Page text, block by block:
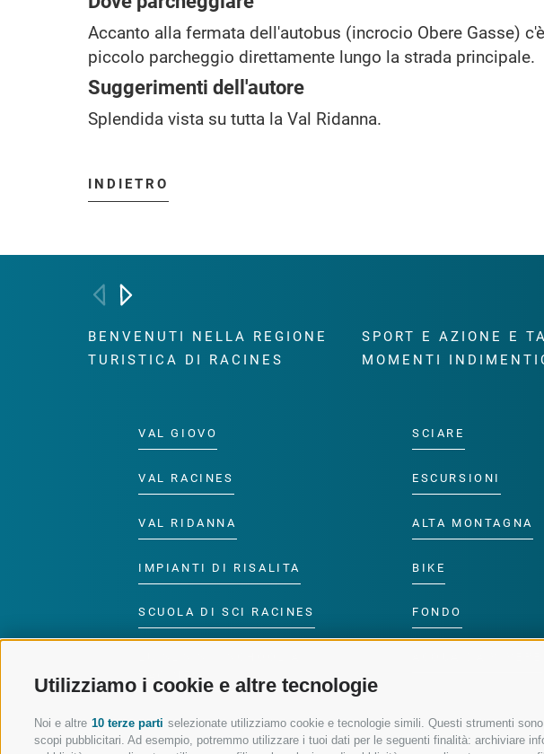
Utilizziamo i cookie e altre tecnologie
Noi e altre 10 terze parti selezionate utilizziamo cookie e tecnologie simili. Questi strumenti
scopi pubblicitari. Ad esempio, potremmo utilizzare i tuoi dati per le seguenti finalità: archiviare
Accanto alla fermata dell'autobus (incrocio Obere Gasse)
piccolo parcheggio direttamente lungo la strada principale.
Suggerimenti dell'autore
Splendida vista su tutta la Val Ridanna.
INDIETRO
BENVENUTI NELLA REGIONE
TURISTICA DI RACINES
VAL GIOVO
VAL RACINES
VAL RIDANNA
IMPIANTI DI RISALITA
SCUOLA DI SCI RACINES
RACINES
SPORT E AZIONE E
MOMENTI
SCIARE
ESCURSIONI
ALTA MONTAGNA
BIKE
FONDO